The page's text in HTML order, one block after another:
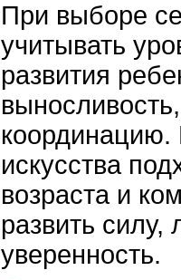
При выборе
учитывать
развития
искусства
возраста и
развить силу,
уверенность.